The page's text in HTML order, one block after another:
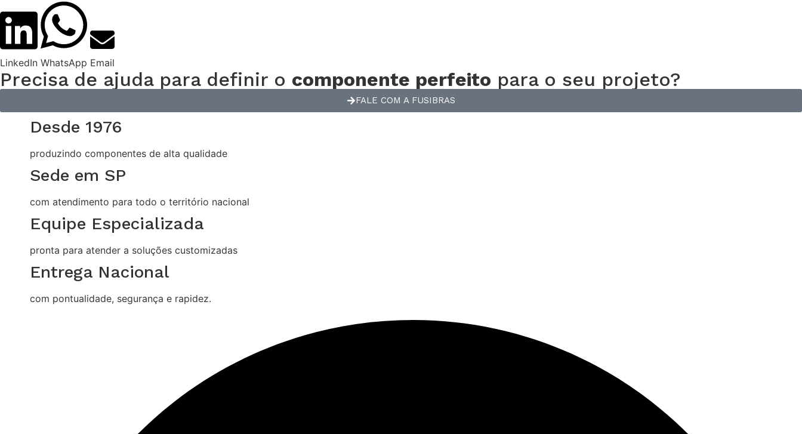
LinkedIn WhatsApp Email
Precisa de ajuda para definir o componente perfeito para o seu projeto?
FALE COM A FUSIBRAS
Desde 1976
produzindo componentes de alta qualidade
Sede em SP
com atendimento para todo o território nacional
Equipe Especializada
pronta para atender a soluções customizadas
Entrega Nacional
com pontualidade, segurança e rapidez.